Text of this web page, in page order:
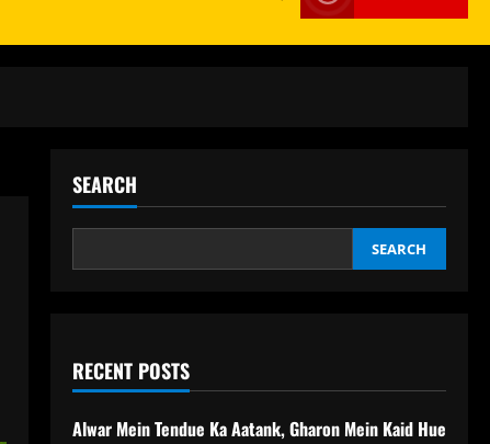
SEARCH
SEARCH
RECENT POSTS
Alwar Mein Tendue Ka Aatank, Gharon Mein Kaid Hue